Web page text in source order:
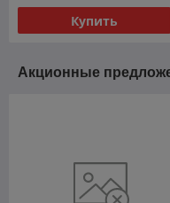
Купить
Акционные